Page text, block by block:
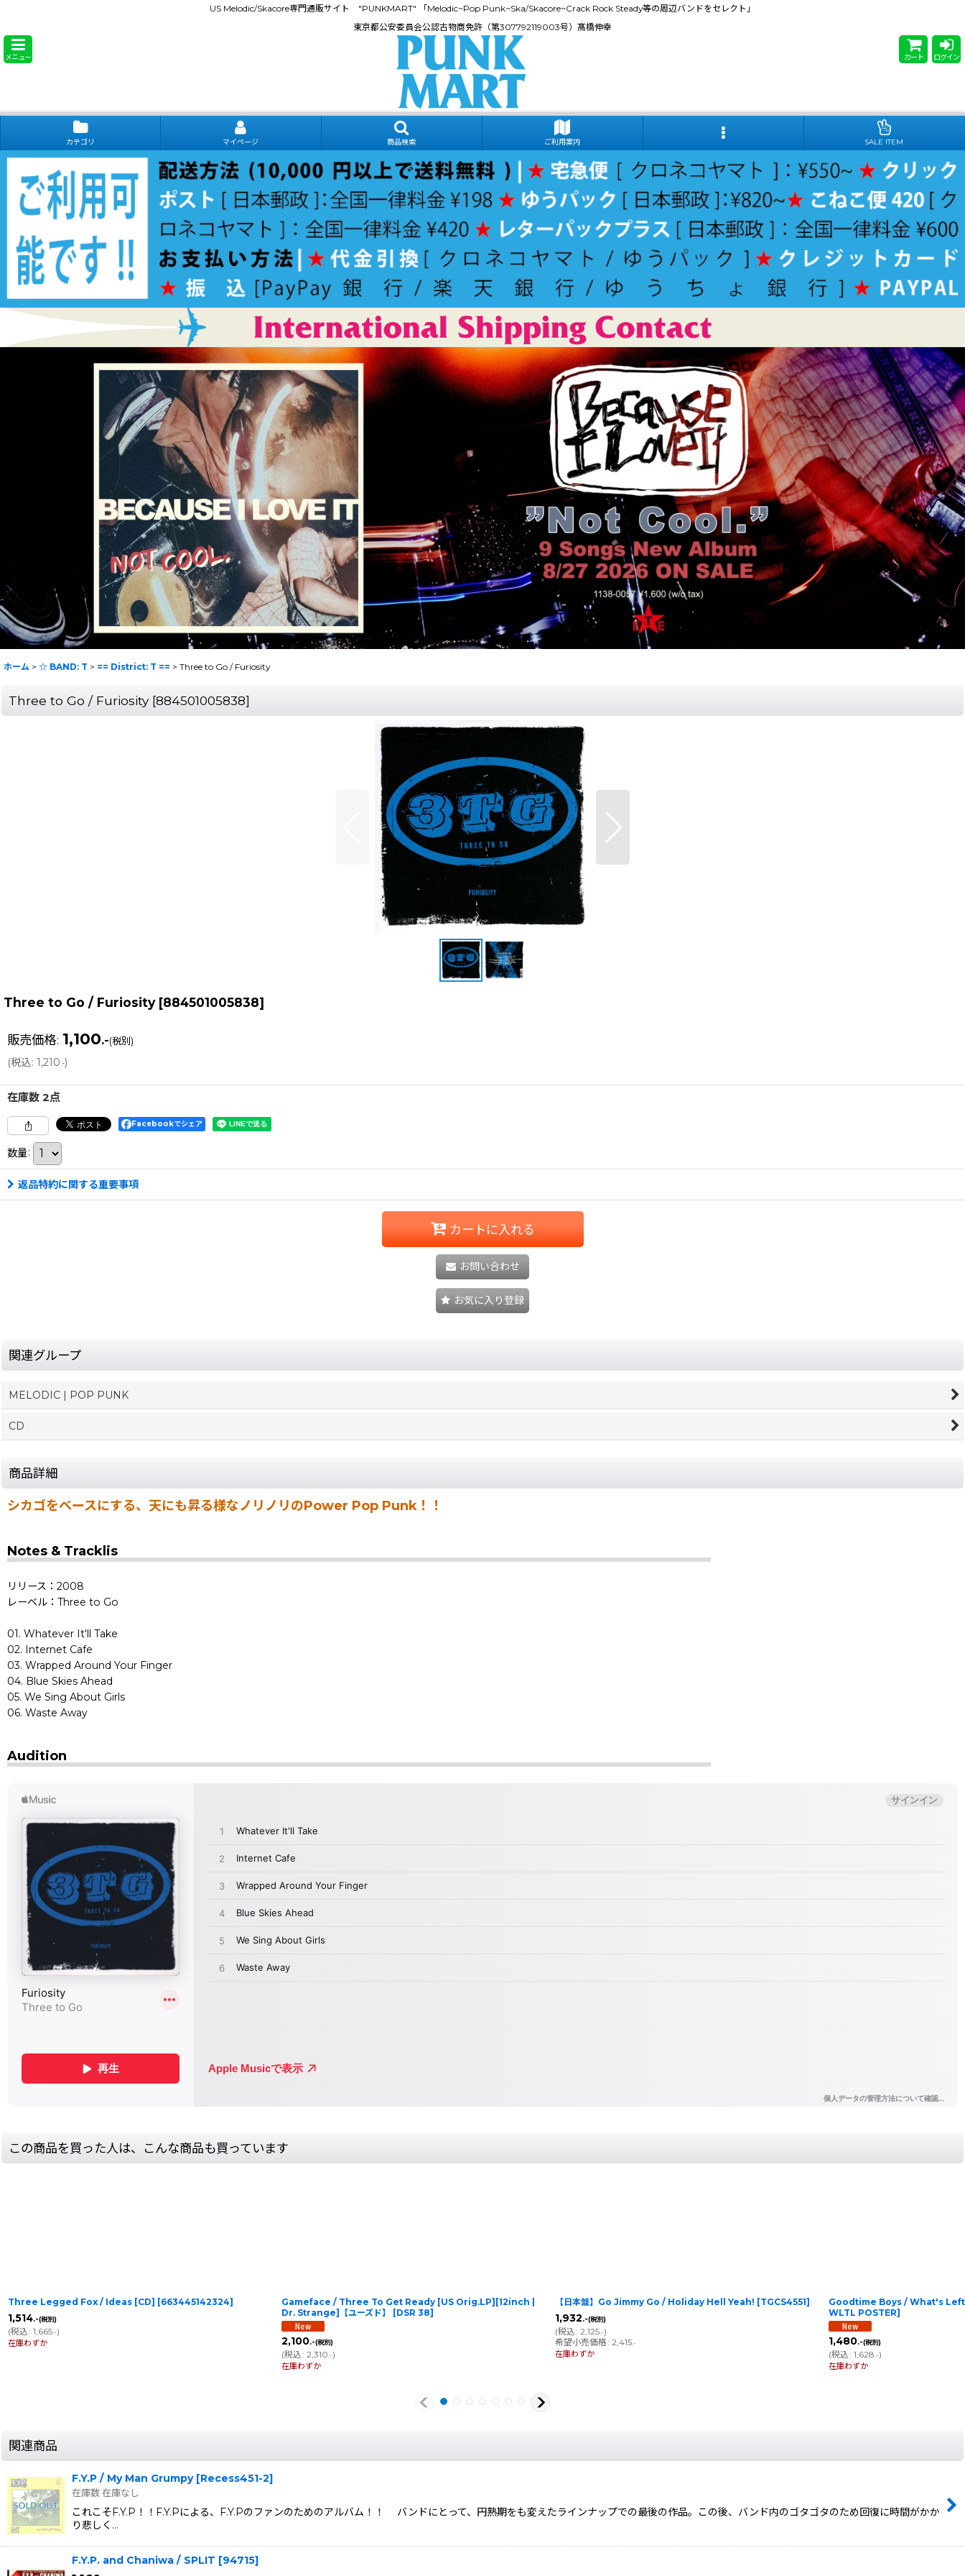
US Melodic/Skacore専門通販サイト "PUNKMART" 「Melodic~Pop Punk~Ska/Skacore~Crack Rock Steady等の周辺バンドをセレクト」
東京都公安委員会公認古物商免許（第307792119003号）髙橋伸幸
メニュー カート ログイン
カテゴリ マイページ 商品検索 ご利用案内 SALE ITEM
ホーム > ☆ BAND: T > == District: T == > Three to Go / Furiosity
Three to Go / Furiosity [884501005838]
Three to Go / Furiosity [884501005838]
販売価格: 1,100.-(税別)
(税込: 1,210.-)
在庫数 2点
Facebookでシェア
数量:
返品特約に関する重要事項
カートに入れる
お問い合わせ
お気に入り登録
関連グループ
MELODIC | POP PUNK
CD
商品詳細
シカゴをベースにする、天にも昇る様なノリノリのPower Pop Punk！！
Notes & Tracklis
リリース：2008
レーベル：Three to Go
01. Whatever It'll Take
02. Internet Cafe
03. Wrapped Around Your Finger
04. Blue Skies Ahead
05. We Sing About Girls
06. Waste Away
Audition
この商品を買った人は、こんな商品も買っています
Three Legged Fox / Ideas [CD] [663445142324]
1,514.-(税別)
(税込: 1,665.-)
在庫わずか
Gameface / Three To Get Ready [US Orig.LP][12inch |
Dr. Strange]【ユーズド】
[DSR 38]
2,100.-(税別)
(税込: 2,310.-)
在庫わずか
【日本盤】Go Jimmy Go / Holiday Hell Yeah! [TGCS4551]
1,932.-(税別)
(税込: 2,125.-)
希望小売価格: 2,415.-
在庫わずか
Goodtime Boys / What's Left
WLTL POSTER]
1,480.-(税別)
(税込: 1,628.-)
在庫わずか
関連商品
F.Y.P / My Man Grumpy [Recess451-2]
在庫数 在庫なし
これこそF.Y.P！！F.Y.Pによる、F.Y.Pのファンのためのアルバム！！ バンドにとって、円熟期をも変えたラインナップでの最後の作品。この後、バンド内のゴタゴタのため回復に時間がかか
り悲しく…
F.Y.P. and Chaniwa / SPLIT [94715]